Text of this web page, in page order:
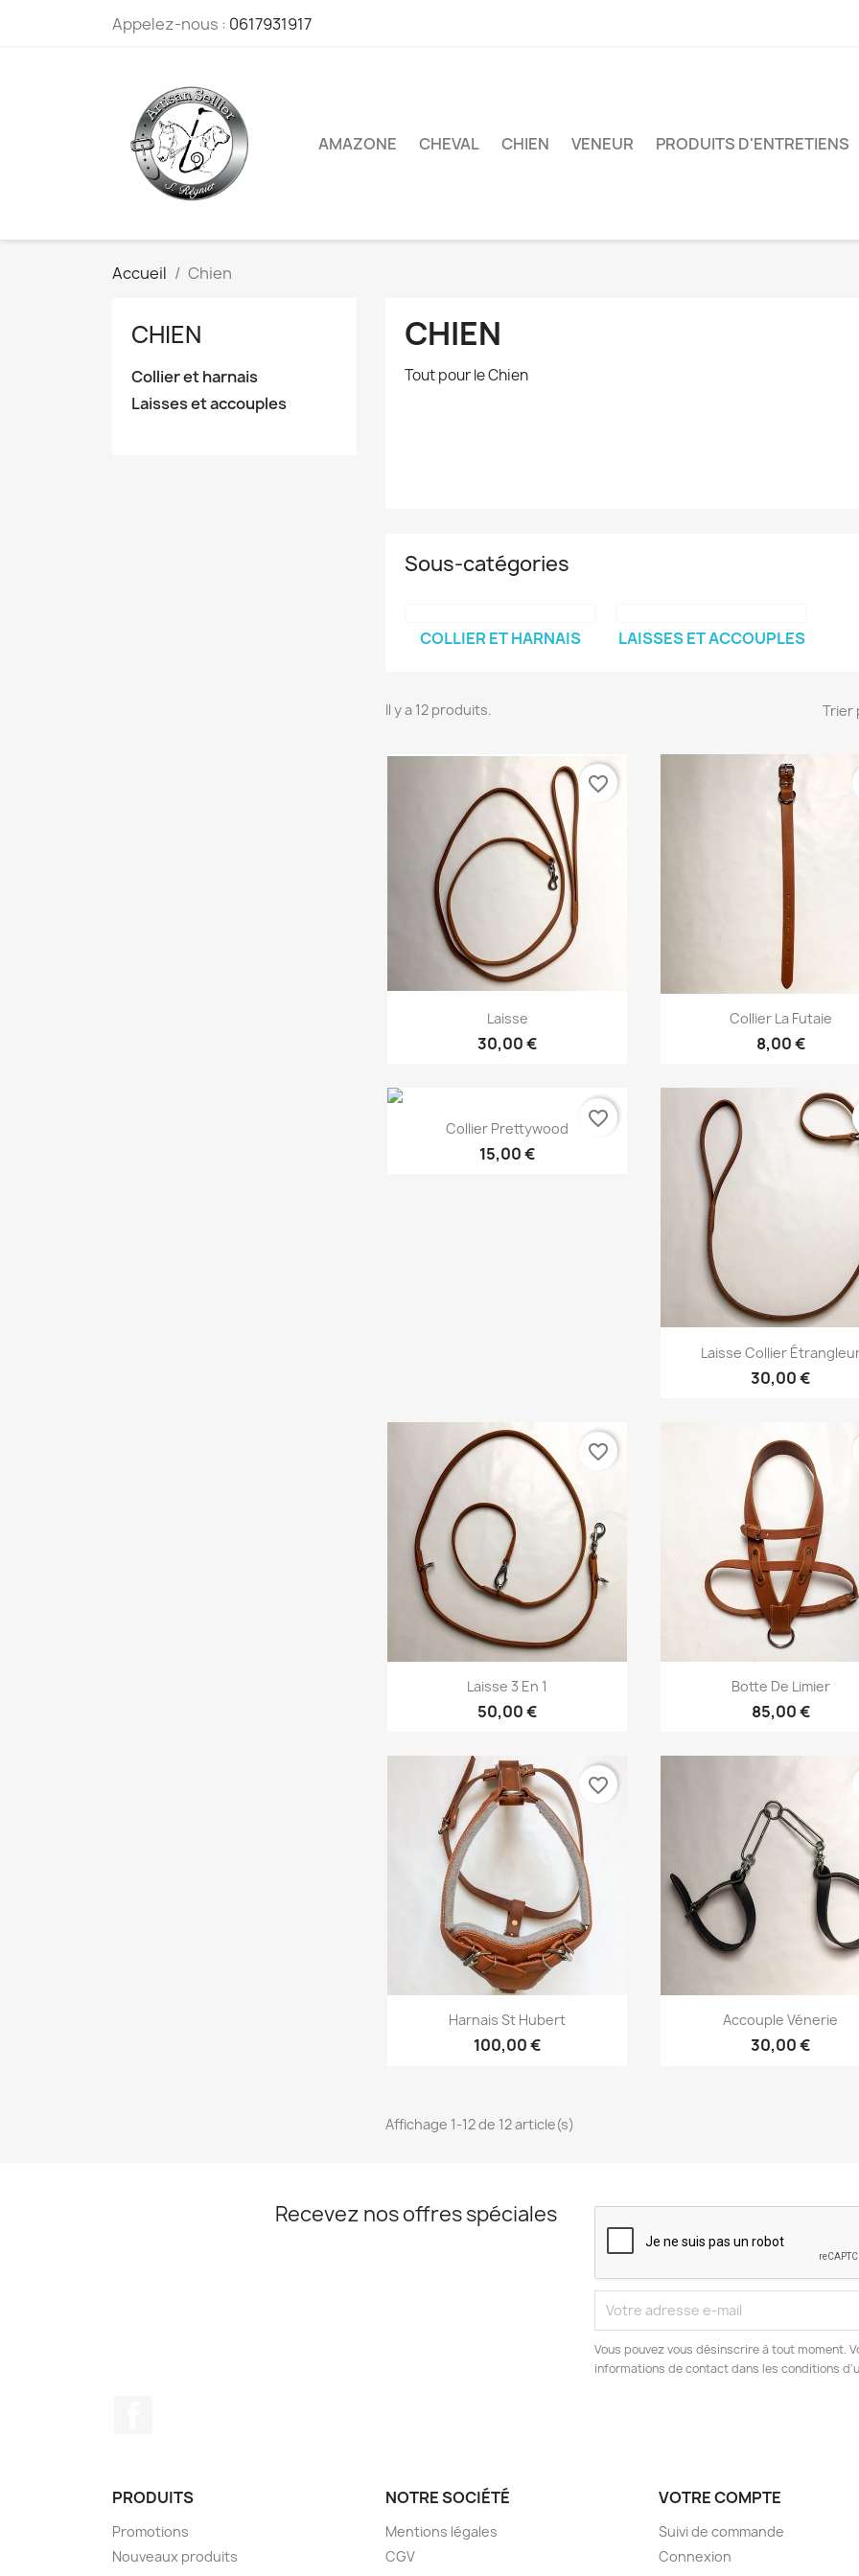
Appelez-nous : 0617931917
AMAZONE CHEVAL CHIEN VENEUR PRODUITS D'ENTRETIENS
Accueil Chien
CHIEN
Collier et harnais
Laisses et accouples
CHIEN
Tout pour le Chien
Sous-catégories
COLLIER ET HARNAIS LAISSES ET ACCOUPLES
Il y a 12 produits. Trier
Aperçu rapide
Laisse
30,00 €
favorite_border
Aperçu rapide
Collier La Futaie
8,00 €
Aperçu rapide
Collier Prettywood
15,00 €
favorite_border
Aperçu rapide
Laisse Collier
30,00 €
Aperçu rapide
Laisse 3 En 1
50,00 €
favorite_border
Aperçu rapide
Botte De Limier
85,00 €
Aperçu rapide
Harnais St Hubert
100,00 €
favorite_border
Aperçu rapide
Accouple Vénerie
30,00 €
Affichage 1-12 de 12 article(s)
Recevez nos offres spéciales
Vous pouvez vous désinscrire à tout moment.
informations de contact dans les conditions
PRODUITS
Promotions
Nouveaux produits
NOTRE SOCIÉTÉ
Mentions légales
CGV
VOTRE COMPTE
Suivi de commande
Connexion